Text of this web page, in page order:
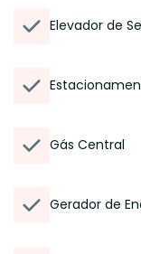
Elevador de
Gás Central
Gerador de